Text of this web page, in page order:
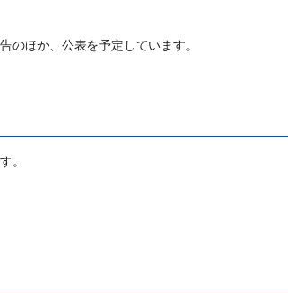
のほか、公表を予定しています。
。